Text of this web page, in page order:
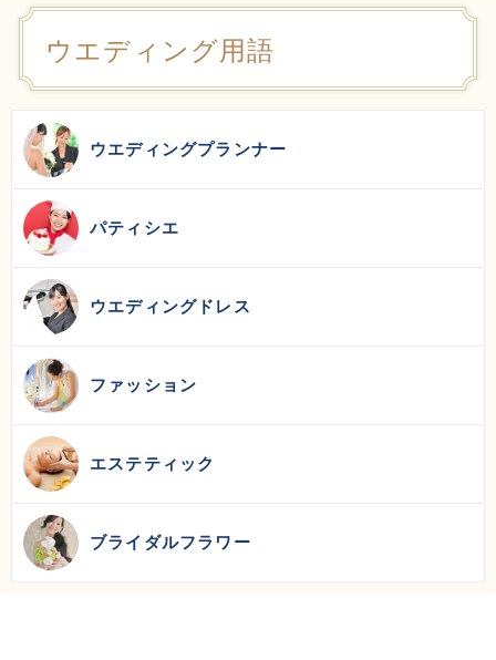
ウエディング用語
ウエディングプランナー
パティシエ
ウエディングドレス
ファッション
エステティック
ブライダルフラワー